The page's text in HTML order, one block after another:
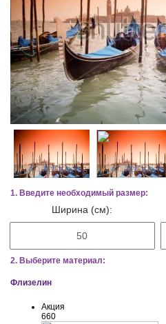
1. Введите необходимый размер:
Ширина (см):
2. Выберите материал:
Флизелин
Акция
660